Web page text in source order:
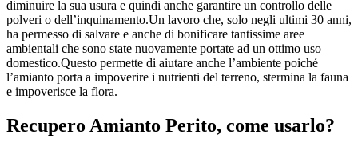
diminuire la sua usura e quindi anche garantire un controllo delle
polveri o dell’inquinamento.Un lavoro che, solo negli ultimi 30 anni,
ha permesso di salvare e anche di bonificare tantissime aree
ambientali che sono state nuovamente portate ad un ottimo uso
domestico.Questo permette di aiutare anche l’ambiente poiché
l’amianto porta a impoverire i nutrienti del terreno, stermina la fauna
e impoverisce la flora.
Recupero Amianto Perito, come usarlo?